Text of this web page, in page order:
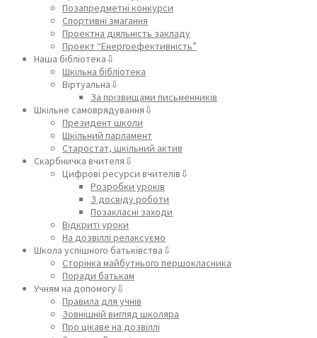
Позапредметні конкурси
Спортивні змагання
Проектна діяльність закладу
Проект “Енергоефективність”
Наша бібліотека⇩
Шкільна бібліотека
Віртуальна⇩
За прізвищами письменників
Шкільне самоврядування⇩
Президент школи
Шкільний парламент
Старостат, шкільний актив
Скарбничка вчителя⇩
Цифрові ресурси вчителів⇩
Розробки уроків
З досвіду роботи
Позакласні заходи
Відкриті уроки
На дозвіллі релаксуємо
Школа успішного батьківства⇩
Сторінка майбутнього першокласника
Поради батькам
Учням на допомогу⇩
Правила для учнів
Зовнішній вигляд школяра
Про цікаве на дозвіллі